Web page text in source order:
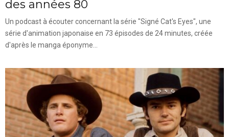
des années 80
Un podcast à écouter concernant la série "Signé Cat's Eyes", une
série d'animation japonaise en 73 épisodes de 24 minutes, créée
d'après le manga éponyme...